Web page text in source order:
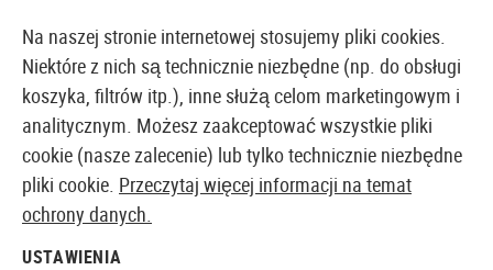
EUROPEJSKI AIRSOFT SKLEP I HURTOWNIA
Strona główna
Na naszej stronie internetowej stosujemy pliki cookies.
Niektóre z nich są technicznie niezbędne (np. do obsługi
koszyka, filtrów itp.), inne służą celom marketingowym i
analitycznym. Możesz zaakceptować wszystkie pliki
cookie (nasze zalecenie) lub tylko technicznie niezbędne
pliki cookie. Przeczytaj więcej informacji na temat
ochrony danych.
USTAWIENIA